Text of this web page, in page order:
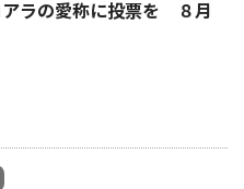
ラの愛称に投票を ８月